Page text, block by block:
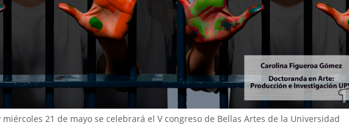
21 de mayo se celebrará el V congreso de Bellas Artes de la Universidad